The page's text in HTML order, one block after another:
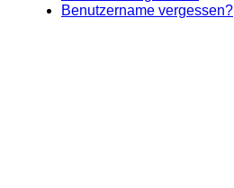
Benutzername vergessen?